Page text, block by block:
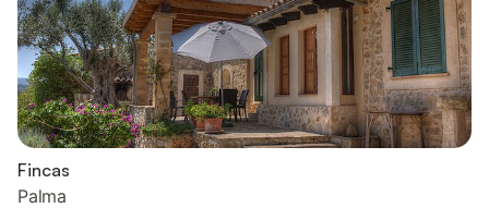
Fincas
Palma